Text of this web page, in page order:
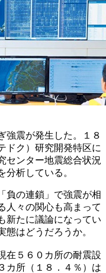
強震が発生した。１８
ドク）研究開発特区に
センター地震総合状況
析している。
負の連鎖」で強震が相
人々の関心も高まって
新たに議論になってい
態はどうだろうか。
在５６０カ所の耐震設
カ所（１８．４％）は